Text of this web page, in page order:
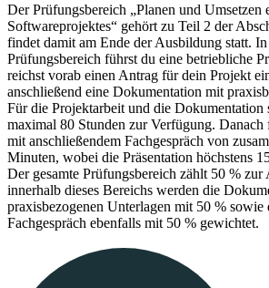
Der Prüfungsbereich „Planen und Umsetzen
Softwareprojektes“ gehört zu Teil 2 der
findet damit am Ende der Ausbildung statt. In
Prüfungsbereich führst du eine betriebliche
reichst vorab einen Antrag für dein Projekt
anschließend eine Dokumentation mit
Für die Projektarbeit und die Dokumentation
maximal 80 Stunden zur Verfügung. Danach
mit anschließendem Fachgespräch von
Minuten, wobei die Präsentation höchstens
Der gesamte Prüfungsbereich zählt 50 % zur
innerhalb dieses Bereichs werden die
praxisbezogenen Unterlagen mit 50 % sowie
Fachgespräch ebenfalls mit 50 % gewichtet.